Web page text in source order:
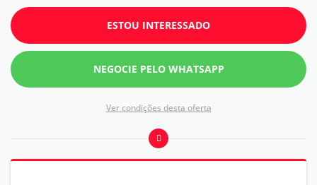
ESTOU INTERESSADO
NEGOCIE PELO WHATSAPP
Ver condições desta oferta